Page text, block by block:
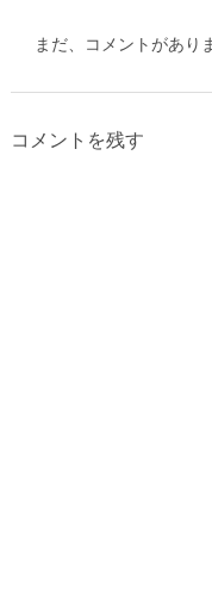
まだ、コメントがあり
コメントを残す